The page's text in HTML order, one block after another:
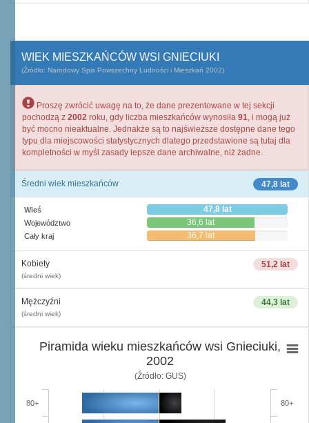
WIEK MIESZKAŃCÓW WSI GNIECIUKI
(Źródło: Narodowy Spis Powszechny Ludności i Mieszkań 2002)
Proszę zwrócić uwagę na to, że dane prezentowane w tej sekcji
pochodzą z 2002 roku, gdy liczba mieszkańców wynosiła 91, i mogą już
być mocno nieaktualne. Jednakże są to najświeższe dostępne dane tego
typu dla miejscowości statystycznych dlatego przedstawione są tutaj dla
kompletności w myśl zasady lepsze dane archiwalne, niż żadne.
47,8 lat
Średni wiek mieszkańców
Wieś 47,8 lat
Województwo 36,6 lat
Cały kraj 36,7 lat
51,2 lat
Kobiety
(średni wiek)
44,3 lat
Mężczyźni
(średni wiek)
Piramida wieku mieszkańców wsi Gnieciuki,
2002
(Źródło: GUS)
80+ 80+